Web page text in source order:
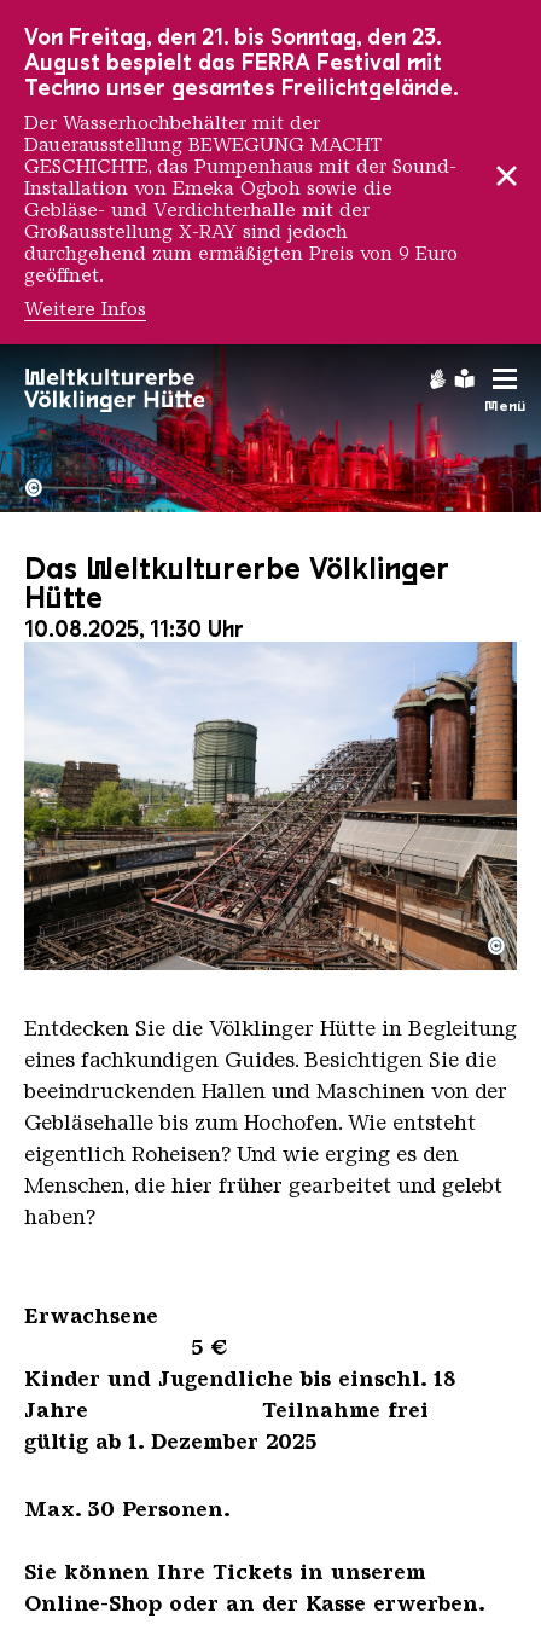
Menü
Hochofengruppe in Rot
Copyright:
©
Das Weltkulturerbe Völklinger
Hütte
10.08.2025, 11:30 Uhr
Der Erzschrägaufzug der Völklinger Hütte mit
Copyright: Weltkulturerbe Völklinger Hütte | Karl
©
Entdecken Sie die Völklinger Hütte in Begleitung
eines fachkundigen Guides. Besichtigen Sie die
beeindruckenden Hallen und Maschinen von der
Gebläsehalle bis zum Hochofen. Wie entsteht
eigentlich Roheisen? Und wie erging es den
Menschen, die hier früher gearbeitet und gelebt
haben?
Erwachsene
5 €
Kinder und Jugendliche bis einschl. 18
Jahre Teilnahme frei
gültig ab 1. Dezember 2025
Max. 30 Personen.
Sie können Ihre Tickets in unserem
Online-Shop oder an der Kasse erwerben.
Von Freitag, den 21. bis Sonntag, den 23.
August bespielt das FERRA Festival mit
Techno unser gesamtes Freilichtgelände.
Der Wasserhochbehälter mit der
Dauerausstellung BEWEGUNG MACHT
GESCHICHTE, das Pumpenhaus mit der Sound-
Installation von Emeka Ogboh sowie die
Gebläse- und Verdichterhalle mit der
Großausstellung X-RAY sind jedoch
durchgehend zum ermäßigten Preis von 9 Euro
geöffnet.
Weitere Infos